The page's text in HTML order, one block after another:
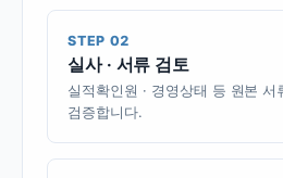
STEP 02
실사 · 서류 검토
실적확인원 · 경영상태 등 원본 서
검증합니다.